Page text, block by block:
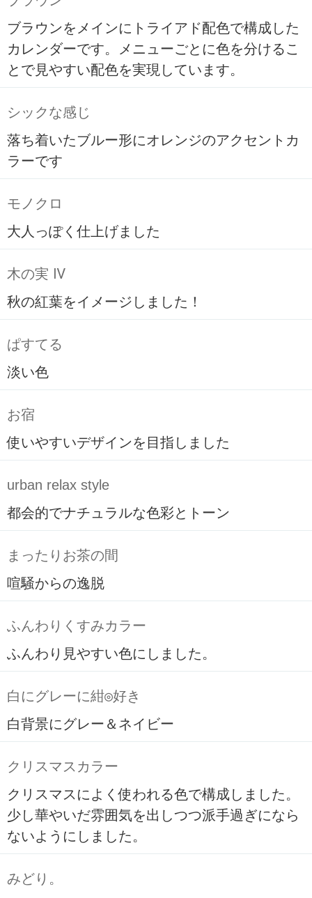
ブラウンをメインにトライアド配色で構成した
カレンダーです。メニューごとに色を分けるこ
とで見やすい配色を実現しています。
シックな感じ
落ち着いたブルー形にオレンジのアクセントカ
ラーです
モノクロ
大人っぽく仕上げました
木の実 Ⅳ
秋の紅葉をイメージしました！
ぱすてる
淡い色
お宿
使いやすいデザインを目指しました
urban relax style
都会的でナチュラルな色彩とトーン
まったりお茶の間
喧騒からの逸脱
ふんわりくすみカラー
ふんわり見やすい色にしました。
白にグレーに紺◎好き
白背景にグレー＆ネイビー
クリスマスカラー
クリスマスによく使われる色で構成しました。
少し華やいだ雰囲気を出しつつ派手過ぎになら
ないようにしました。
みどり。